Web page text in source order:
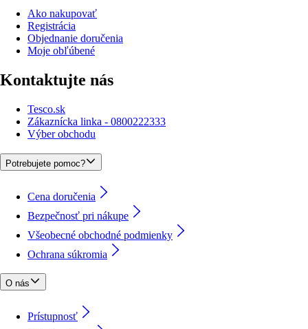
Ako nakupovať
Registrácia
Objednanie doručenia
Moje obľúbené
Kontaktujte nás
Tesco.sk
Zákaznícka linka - 0800222333
Výber obchodu
Potrebujete pomoc?
Cena doručenia
Bezpečnosť pri nákupe
Všeobecné obchodné podmienky
Ochrana súkromia
O nás
Prístupnosť